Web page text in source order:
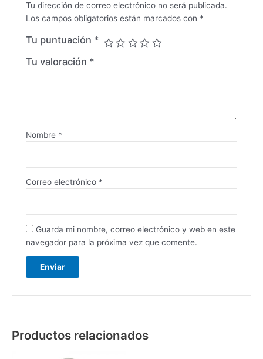
Tu dirección de correo electrónico no será publicada.
Los campos obligatorios están marcados con *
Tu puntuación *
Tu valoración *
Nombre *
Correo electrónico *
Guarda mi nombre, correo electrónico y web en este
navegador para la próxima vez que comente.
Productos relacionados